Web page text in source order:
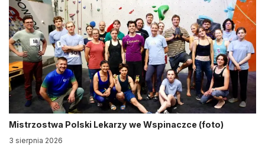
Mistrzostwa Polski Lekarzy we Wspinaczce (foto)
3 sierpnia 2026